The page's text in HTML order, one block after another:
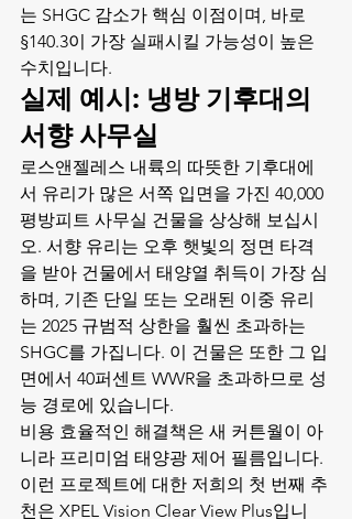
는 SHGC 감소가 핵심 이점이며, 바로
§140.3이 가장 실패시킬 가능성이 높은
수치입니다.
실제 예시: 냉방 기후대의
서향 사무실
로스앤젤레스 내륙의 따뜻한 기후대에
서 유리가 많은 서쪽 입면을 가진 40,000
평방피트 사무실 건물을 상상해 보십시
오. 서향 유리는 오후 햇빛의 정면 타격
을 받아 건물에서 태양열 취득이 가장 심
하며, 기존 단일 또는 오래된 이중 유리
는 2025 규범적 상한을 훨씬 초과하는
SHGC를 가집니다. 이 건물은 또한 그 입
면에서 40퍼센트 WWR을 초과하므로 성
능 경로에 있습니다.
비용 효율적인 해결책은 새 커튼월이 아
니라 프리미엄 태양광 제어 필름입니다.
이런 프로젝트에 대한 저희의 첫 번째 추
천은 XPEL Vision Clear View Plus입니